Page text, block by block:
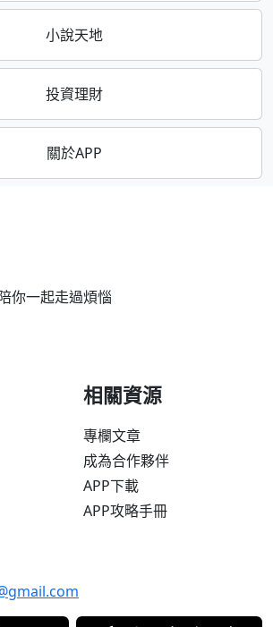
小說天地
投資理財
關於APP
你一起走過煩惱
相關資源
專欄文章
成為合作夥伴
APP下載
APP攻略手冊